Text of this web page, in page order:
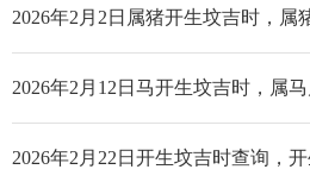
2026年2月12日马开生坟吉时，属
2026年2月22日开生坟吉时查询，